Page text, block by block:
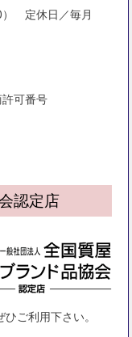
） 定休日／毎月
可番号
認定店
ご利用下さい。